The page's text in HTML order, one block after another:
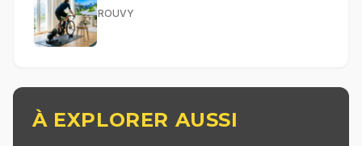
ROUVY
À EXPLORER AUSSI